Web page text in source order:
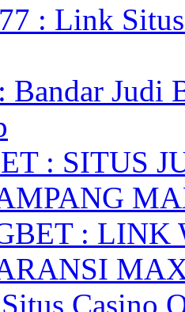
: Link Situs
Bandar Judi
: SITUS
: LINK
Casino